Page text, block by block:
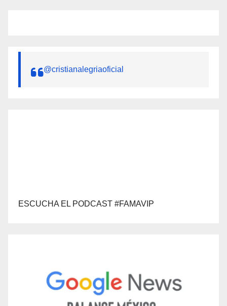
@cristianalegriaoficial
ESCUCHA EL PODCAST #FAMAVIP